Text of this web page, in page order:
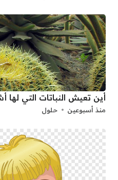
أين تعيش النباتات التي لها
منذ أسبوعين حلول